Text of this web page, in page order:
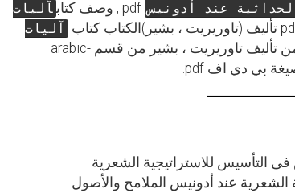
عند أدونيس
آليات
آليات
من تأليف تاوريريت ، بشير من قسم arabic-